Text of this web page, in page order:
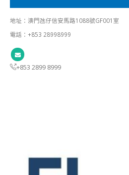
地址：澳門氹仔信安馬路1088號GF001室
電話：+853 28998999
+853 2899 8999